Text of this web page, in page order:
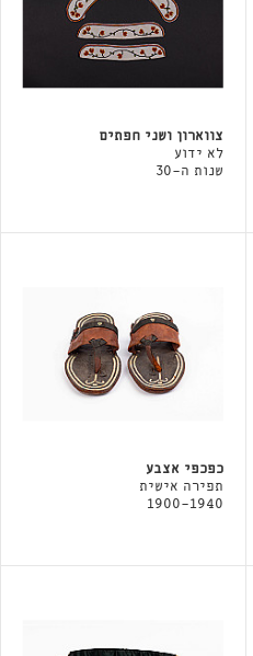
צווארון ושני חפתים
לא ידוע
שנות ה-30
כפכפי אצבע
תפירה אישית
1900-1940